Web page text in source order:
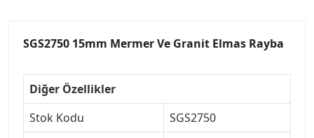
SGS2750 15mm Mermer Ve Granit Elmas Rayba
Diğer Özellikler
Stok Kodu
SGS2750